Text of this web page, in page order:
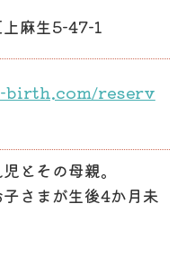
麻生5-47-1
birth.com/reserv
とその母親。
さまが生後4か月未